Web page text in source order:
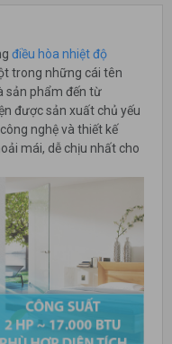
điều hòa nhiệt độ
trong những cái tên
sản phẩm đến từ
được sản xuất chủ yếu
nghệ và thiết kế
mái, dễ chịu nhất cho